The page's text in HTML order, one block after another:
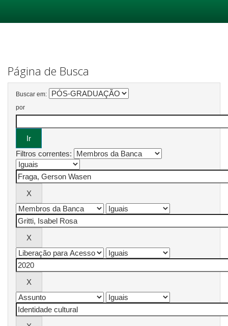
Página de Busca
Buscar em:
por
Filtros correntes: